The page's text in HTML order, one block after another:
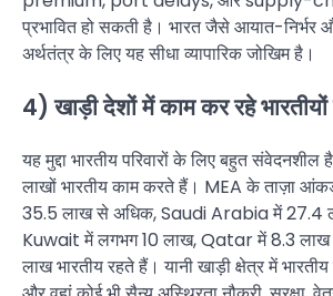
प्रभावित हो सकती है। भारत जैसे आयात-निर्भर
अर्थतंत्र के लिए यह सीधा व्यापारिक जोखिम है।
4) खाड़ी देशों में काम कर रहे भारतीयों
यह मुद्दा भारतीय परिवारों के लिए बहुत संवेदनशील
लाखों भारतीय काम करते हैं। MEA के ताज़ा
35.5 लाख से अधिक, Saudi Arabia में 27.4
Kuwait में लगभग 10 लाख, Qatar में 8.3
लाख भारतीय रहते हैं। यानी खाड़ी क्षेत्र में